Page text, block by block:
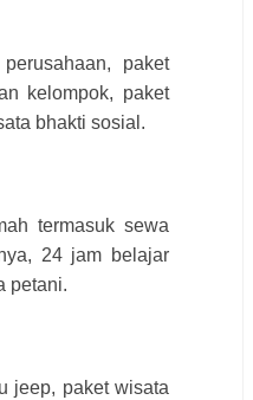
paket
kelompok, paket
bhakti sosial.
termasuk sewa
24 jam belajar
petani.
jeep, paket wisata